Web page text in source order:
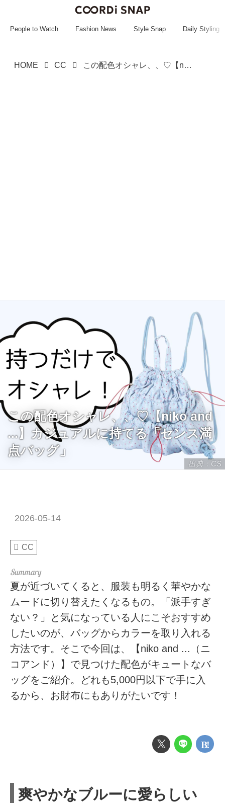
~~~~~~~~~~~
People to Watch Fashion News Style Snap Daily Styling
HOME CC この配色オシャレ、、♡【niko and ...】カジュアルに持てる「センス満点バッグ」
出典：CS
この配色オシャレ、、♡【niko and
...】カジュアルに持てる「センス満
点バッグ」
2026-05-14
CC
夏が近づいてくると、服装も明るく華やかな
ムードに切り替えたくなるもの。「派手すぎ
ない？」と気になっている人にこそおすすめ
したいのが、バッグからカラーを取り入れる
方法です。そこで今回は、【niko and ...（ニ
コアンド）】で見つけた配色がキュートなバ
ッグをご紹介。どれも5,000円以下で手に入
るから、お財布にもありがたいです！
爽やかなブルーに愛らしい